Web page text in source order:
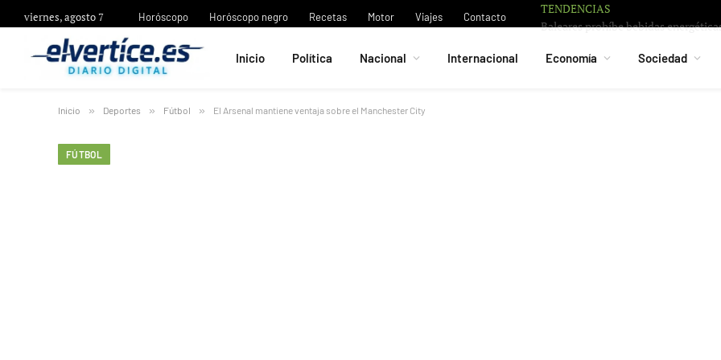
viernes, agosto 7 Horóscopo Horóscopo negro Recetas Motor Viajes Contacto
TENDENCIAS
Inicio Política Nacional Internacional Economía Sociedad
Inicio » Deportes » Fútbol » El Arsenal mantiene ventaja sobre el Manchester City
FÚTBOL